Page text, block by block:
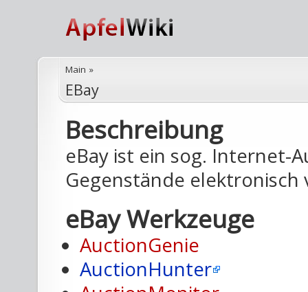
Main »
EBay
Beschreibung
eBay ist ein sog. Internet-
Gegenstände elektronisch
eBay Werkzeuge
AuctionGenie
AuctionHunter